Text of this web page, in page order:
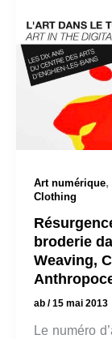
Art numérique,
Clothing
broderie
Weaving,
ab /15 mai 2013
Le numéro